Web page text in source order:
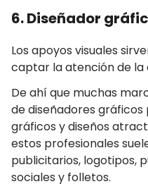
6. Diseñador
Los apoyos visuales
captar la atención de la
De ahí que muchas
de diseñadores
gráficos y diseños
estos profesionales
publicitarios, logotipos,
sociales y folletos.